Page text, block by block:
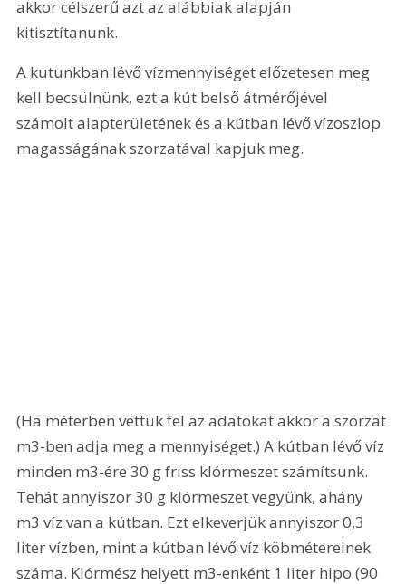
akkor célszerű azt az alábbiak alapján
kitisztítanunk.
A kutunkban lévő vízmennyiséget előzetesen meg
kell becsülnünk, ezt a kút belső átmérőjével
számolt alapterületének és a kútban lévő vízoszlop
magasságának szorzatával kapjuk meg.
(Ha méterben vettük fel az adatokat akkor a szorzat
m3-ben adja meg a mennyiséget.) A kútban lévő víz
minden m3-ére 30 g friss klórmeszet számítsunk.
Tehát annyiszor 30 g klórmeszet vegyünk, ahány
m3 víz van a kútban. Ezt elkeverjük annyiszor 0,3
liter vízben, mint a kútban lévő víz köbmétereinek
száma. Klórmész helyett m3-enként 1 liter hipo (90